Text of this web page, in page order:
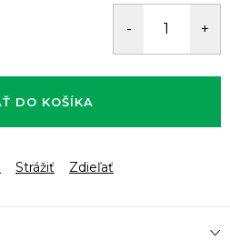
DO KOŠÍKA
Strážiť Zdieľať